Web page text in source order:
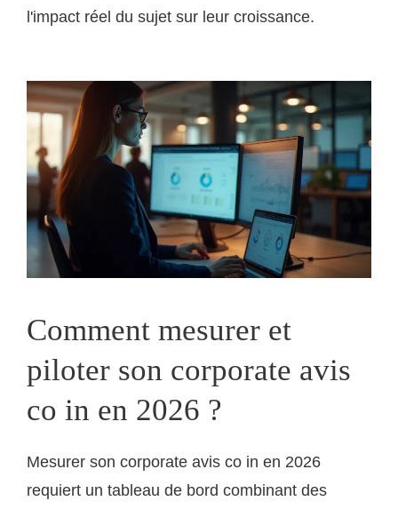
l'impact réel du sujet sur leur croissance.
Comment mesurer et
piloter son corporate avis
co in en 2026 ?
Mesurer son corporate avis co in en 2026
requiert un tableau de bord combinant des